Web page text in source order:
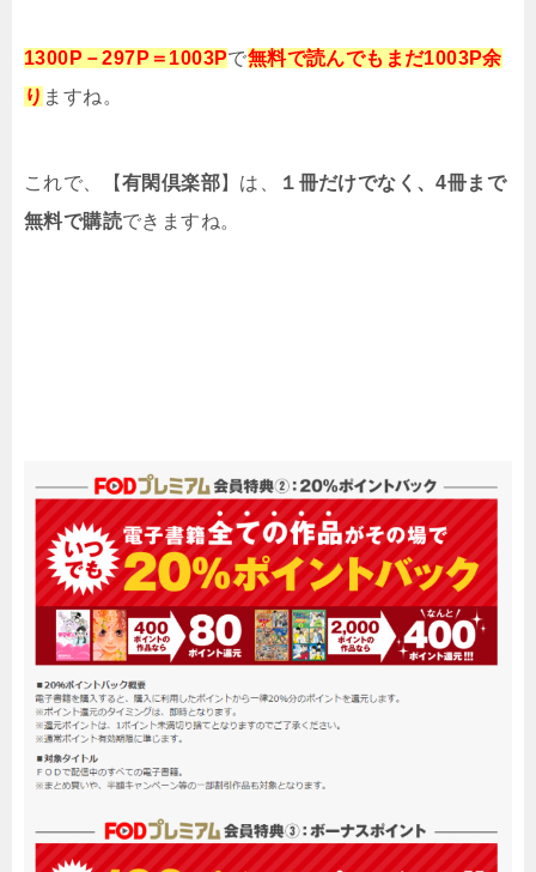
1300P－297P＝1003Pで無料で読んでもまだ1003P余
り ますね。
これで、【有閑倶楽部】は、
１冊だけでなく、4冊まで
無料で購読できますね。